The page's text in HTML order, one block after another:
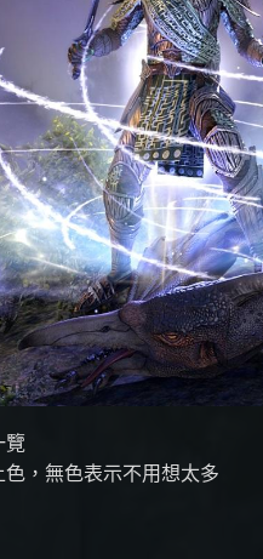
覽
，無色表示不用想太多